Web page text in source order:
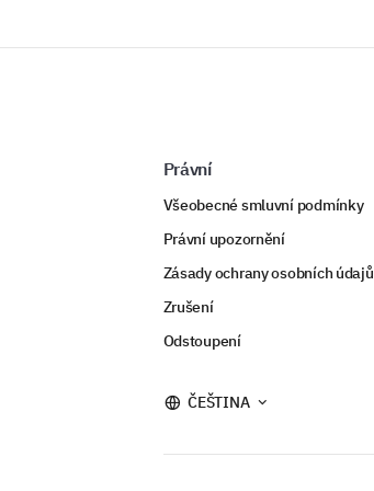
Právní
Všeobecné smluvní podmínky
Právní upozornění
Zásady ochrany osobních údajů
Zrušení
Odstoupení
ČEŠTINA